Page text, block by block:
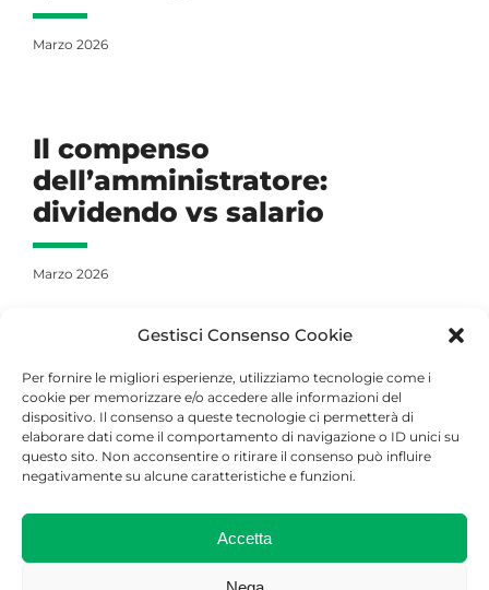
Gestisci Consenso Cookie
Per fornire le migliori esperienze, utilizziamo tecnologie come i
cookie per memorizzare e/o accedere alle informazioni del
dispositivo. Il consenso a queste tecnologie ci permetterà di
elaborare dati come il comportamento di navigazione o ID unici su
questo sito. Non acconsentire o ritirare il consenso può influire
negativamente su alcune caratteristiche e funzioni.
Accetta
Marzo 2026
Il compenso
dell’amministratore:
dividendo vs salario
Marzo 2026
Opere d’arte detenute da
collezionisti svizzeri: alcuni
aspetti fiscali rilevanti